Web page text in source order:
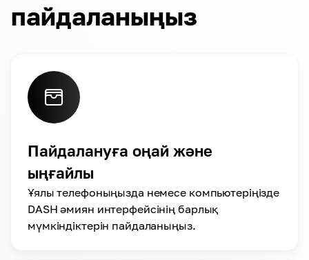
пайдаланыңыз
Пайдалануға оңай және
ыңғайлы
Ұялы телефоныңызда немесе компьютеріңізде
DASH әмиян интерфейсінің барлық
мүмкіндіктерін пайдаланыңыз.